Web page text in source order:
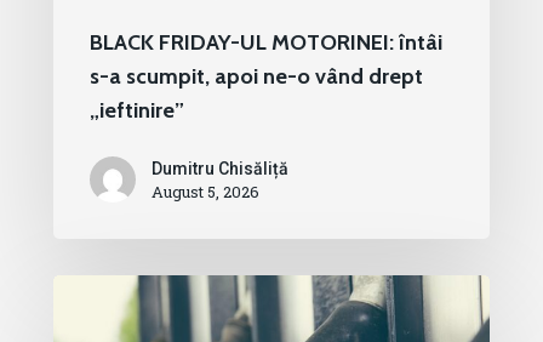
BLACK FRIDAY-UL MOTORINEI: întâi
s-a scumpit, apoi ne-o vând drept
„ieftinire”
Dumitru Chisăliță
August 5, 2026